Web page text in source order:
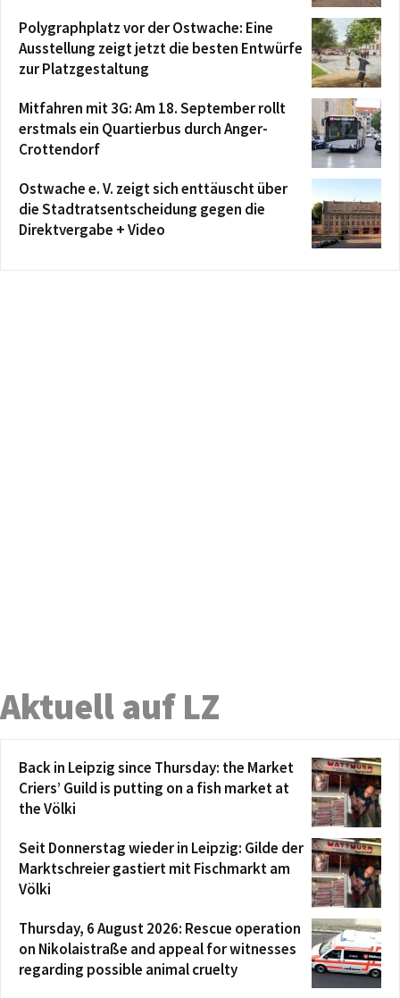
Polygraphplatz vor der Ostwache: Eine
Ausstellung zeigt jetzt die besten Entwürfe
zur Platzgestaltung
Mitfahren mit 3G: Am 18. September rollt
erstmals ein Quartierbus durch Anger-
Crottendorf
Ostwache e. V. zeigt sich enttäuscht über
die Stadtratsentscheidung gegen die
Direktvergabe + Video
Aktuell auf LZ
Back in Leipzig since Thursday: the Market
Criers’ Guild is putting on a fish market at
the Völki
Seit Donnerstag wieder in Leipzig: Gilde der
Marktschreier gastiert mit Fischmarkt am
Völki
Thursday, 6 August 2026: Rescue operation
on Nikolaistraße and appeal for witnesses
regarding possible animal cruelty